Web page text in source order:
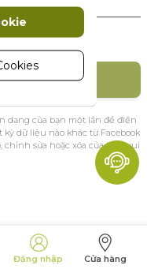
Đăng nhập Cửa hàng
mới
dạng của bạn một lần để điền
dữ liệu nào khác từ Facebook
sửa hoặc xóa của bạn, vui
để theo
động của
web. Cookie
và thông tin
nhóm
nghiệm
có thể
tin thu